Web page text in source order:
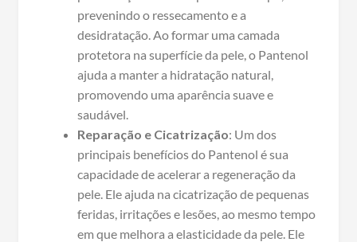
prevenindo o ressecamento e a
desidratação. Ao formar uma camada
protetora na superfície da pele, o Pantenol
ajuda a manter a hidratação natural,
promovendo uma aparência suave e
saudável.
Reparação e Cicatrização: Um dos
principais benefícios do Pantenol é sua
capacidade de acelerar a regeneração da
pele. Ele ajuda na cicatrização de pequenas
feridas, irritações e lesões, ao mesmo tempo
em que melhora a elasticidade da pele. Ele